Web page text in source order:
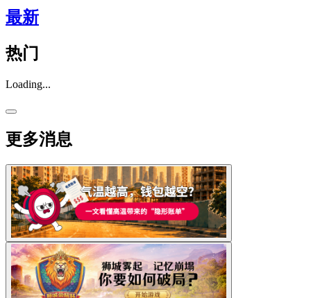
最新
热门
Loading...
更多消息